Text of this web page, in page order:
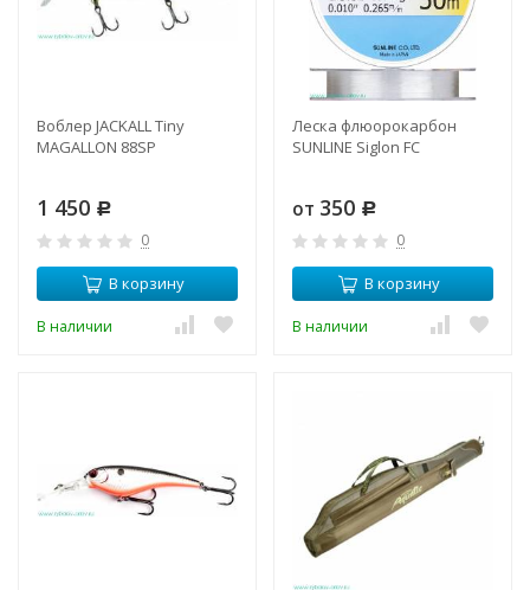
Воблер JACKALL Tiny
MAGALLON 88SP
1 450 Р
0
В корзину
В наличии
Леска флюорокарбон
SUNLINE Siglon FC
от 350 Р
0
В корзину
В наличии